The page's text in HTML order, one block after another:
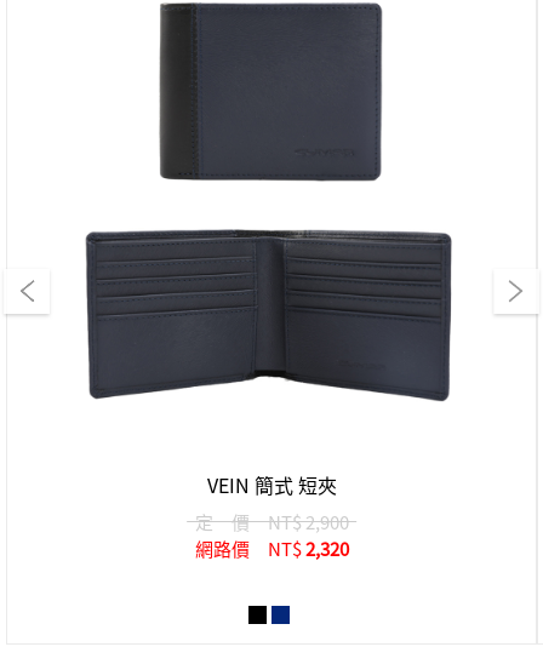
VEIN 簡式 短夾
定 價NT$ 2,900
網路價
NT$2,320